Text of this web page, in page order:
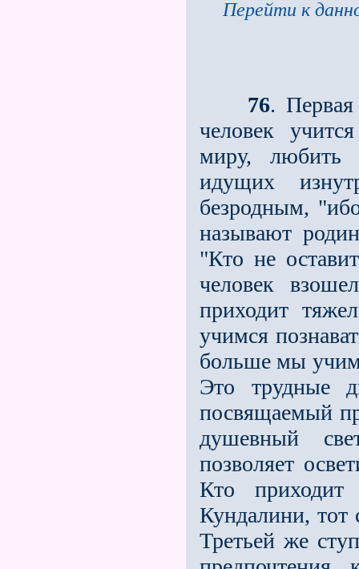
Перейти к
76. Первая
человек
миру, любить
идущих
безродным,
называют
"Кто не
человек
приходит
учимся
больше мы
Это трудные
посвящаемый
душевный
позволяет
Кто
Кундалини, тот
Третьей же